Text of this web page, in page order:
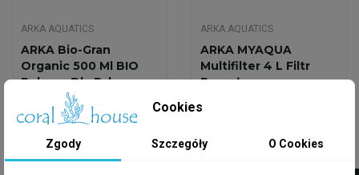
ARKA AQUATICS
ARKA Bio-Gran
Organic 500 Ml BIO
Pokarm Dla Ryb
Akwariowych
59,99 zł
Dodaj do koszyka
ARKA AQUATICS
ARKA MYAQUA
Multifilter 4 L Filtr
Przepływowy
439,99 zł
Dodaj do koszyka
Cookies
Zgody Szczegóły O Cookies